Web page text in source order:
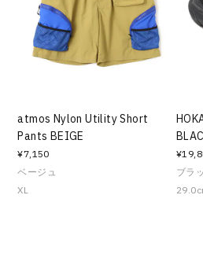
atmos Nylon Utility Short
Pants BEIGE
¥7,150
ベージュ
XL
ブラ